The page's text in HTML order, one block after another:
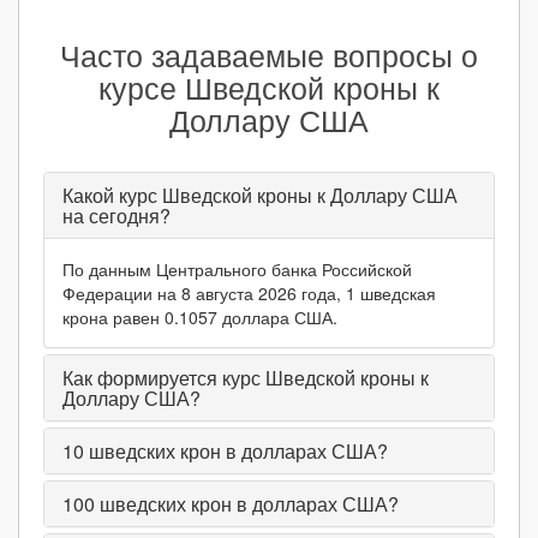
Часто задаваемые вопросы о
курсе Шведской кроны к
Доллару США
Какой курс Шведской кроны к Доллару США
на сегодня?
По данным Центрального банка Российской
Федерации на 8 августа 2026 года, 1 шведская
крона равен 0.1057 доллара США.
Как формируется курс Шведской кроны к
Доллару США?
10 шведских крон в долларах США?
100 шведских крон в долларах США?